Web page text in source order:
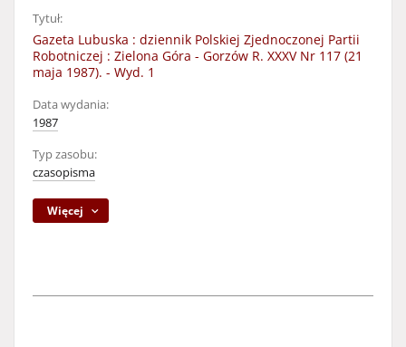
Tytuł:
Gazeta Lubuska : dziennik Polskiej Zjednoczonej Partii
Robotniczej : Zielona Góra - Gorzów R. XXXV Nr 117 (21
maja 1987). - Wyd. 1
Data wydania:
1987
Typ zasobu:
czasopisma
Więcej